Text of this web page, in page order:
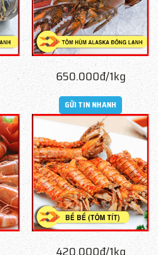
650.000đ/1kg
GỬI TIN NHANH